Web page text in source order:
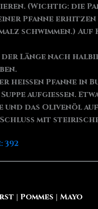
(Wichtig: die
Pfanne
schwimmen.)
Länge nach
heißen Pfanne in
aufgießen.
und das Olivenöl
Schluss mit
392
| Pommes | Mayo